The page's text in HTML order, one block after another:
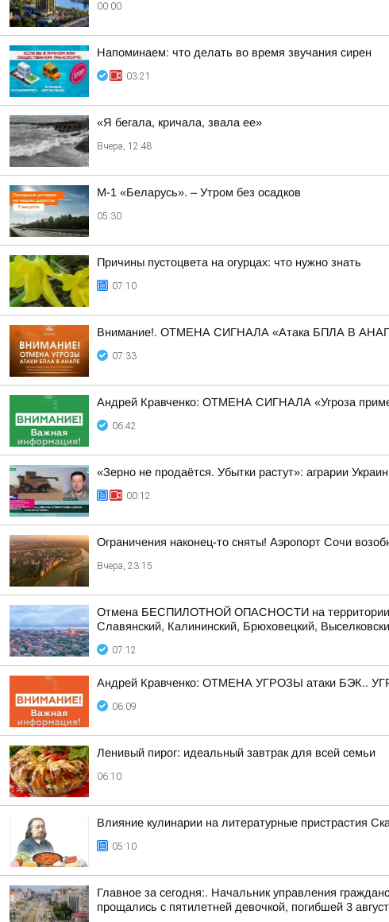
00:00
Напоминаем: что делать во время звучания сирен
03:21
«Я бегала, кричала, звала ее»
Вчера, 12:48
М-1 «Беларусь». – Утром без осадков
05:30
Причины пустоцвета на огурцах: что нужно знать
07:10
Внимание!. ОТМЕНА СИГНАЛА «Атака БПЛА В
07:33
Андрей Кравченко: ОТМЕНА СИГНАЛА «Угроза
06:42
«Зерно не продаётся. Убытки растут»: аграрии
00:12
Ограничения наконец-то сняты! Аэропорт Сочи
Вчера, 23:15
Отмена БЕСПИЛОТНОЙ ОПАСНОСТИ на территории
Славянский, Калининский, Брюховецкий,
07:12
Андрей Кравченко: ОТМЕНА УГРОЗЫ атаки БЭК..
06:09
Ленивый пирог: идеальный завтрак для всей семьи
06:10
Влияние кулинарии на литературные пристрастия
05:10
Главное за сегодня:. Начальник управления
прощались с пятилетней девочкой, погибшей 3